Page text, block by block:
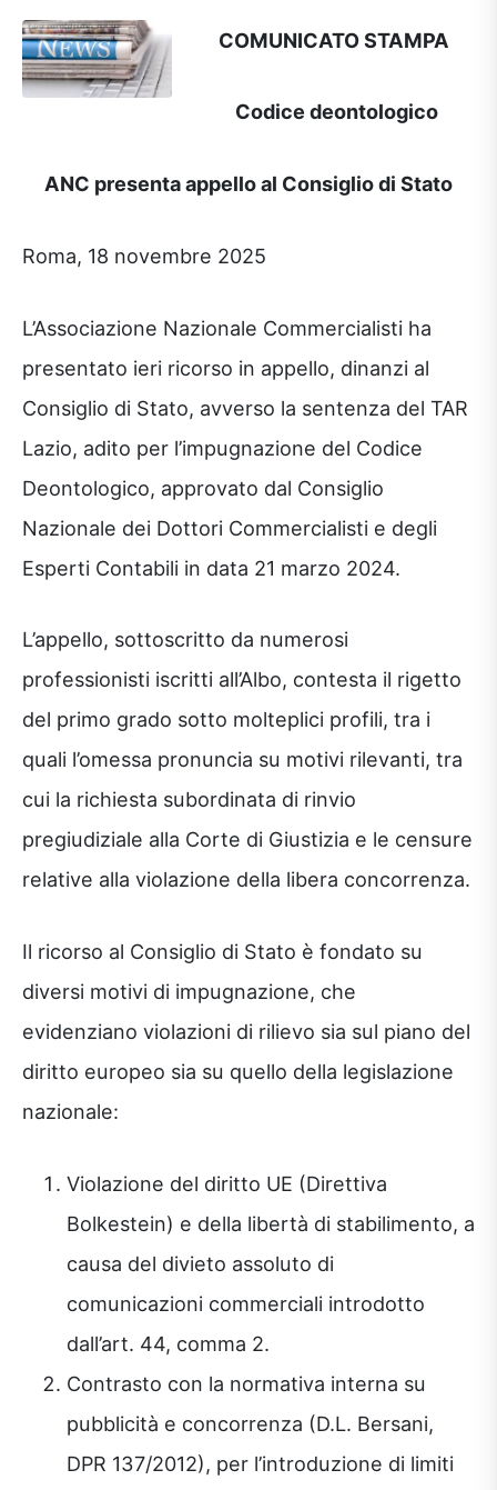
COMUNICATO STAMPA
Codice deontologico
ANC presenta appello al Consiglio di Stato
Roma, 18 novembre 2025
L’Associazione Nazionale Commercialisti ha
presentato ieri ricorso in appello, dinanzi al
Consiglio di Stato, avverso la sentenza del TAR
Lazio, adito per l’impugnazione del Codice
Deontologico, approvato dal Consiglio
Nazionale dei Dottori Commercialisti e degli
Esperti Contabili in data 21 marzo 2024.
L’appello, sottoscritto da numerosi
professionisti iscritti all’Albo, contesta il rigetto
del primo grado sotto molteplici profili, tra i
quali l’omessa pronuncia su motivi rilevanti, tra
cui la richiesta subordinata di rinvio
pregiudiziale alla Corte di Giustizia e le censure
relative alla violazione della libera concorrenza.
Il ricorso al Consiglio di Stato è fondato su
diversi motivi di impugnazione, che
evidenziano violazioni di rilievo sia sul piano del
diritto europeo sia su quello della legislazione
nazionale:
Violazione del diritto UE (Direttiva
Bolkestein) e della libertà di stabilimento, a
causa del divieto assoluto di
comunicazioni commerciali introdotto
dall’art. 44, comma 2.
Contrasto con la normativa interna su
pubblicità e concorrenza (D.L. Bersani,
DPR 137/2012), per l’introduzione di limiti